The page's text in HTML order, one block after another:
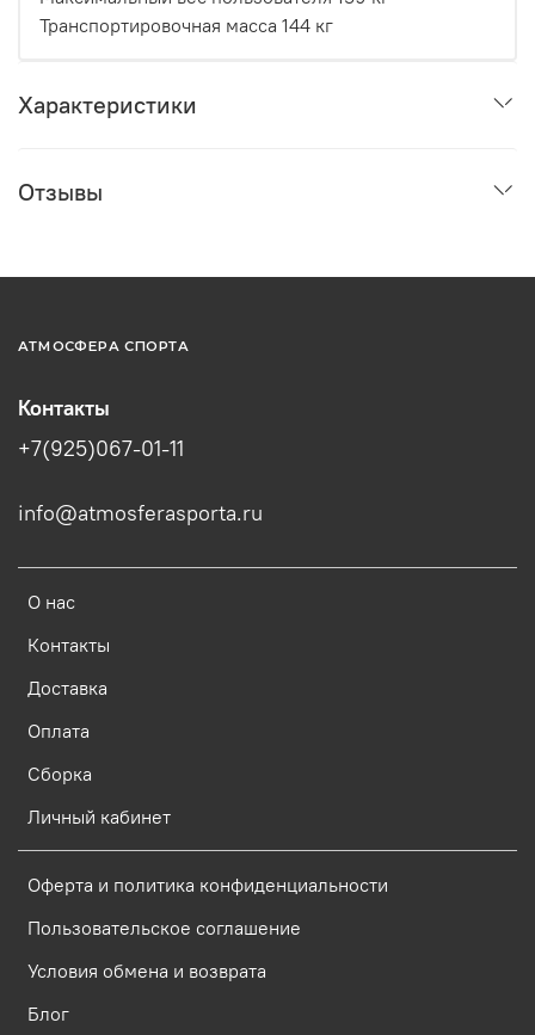
Транспортировочная масса 144 кг
Характеристики
Отзывы
АТМОСФЕРА СПОРТА
О нас
Контакты
Доставка
Оплата
Сборка
Личный кабинет
Оферта и политика конфиденциальности
Пользовательское соглашение
Условия обмена и возврата
Блог
Контакты
+7(925)067-01-11
info@atmosferasporta.ru